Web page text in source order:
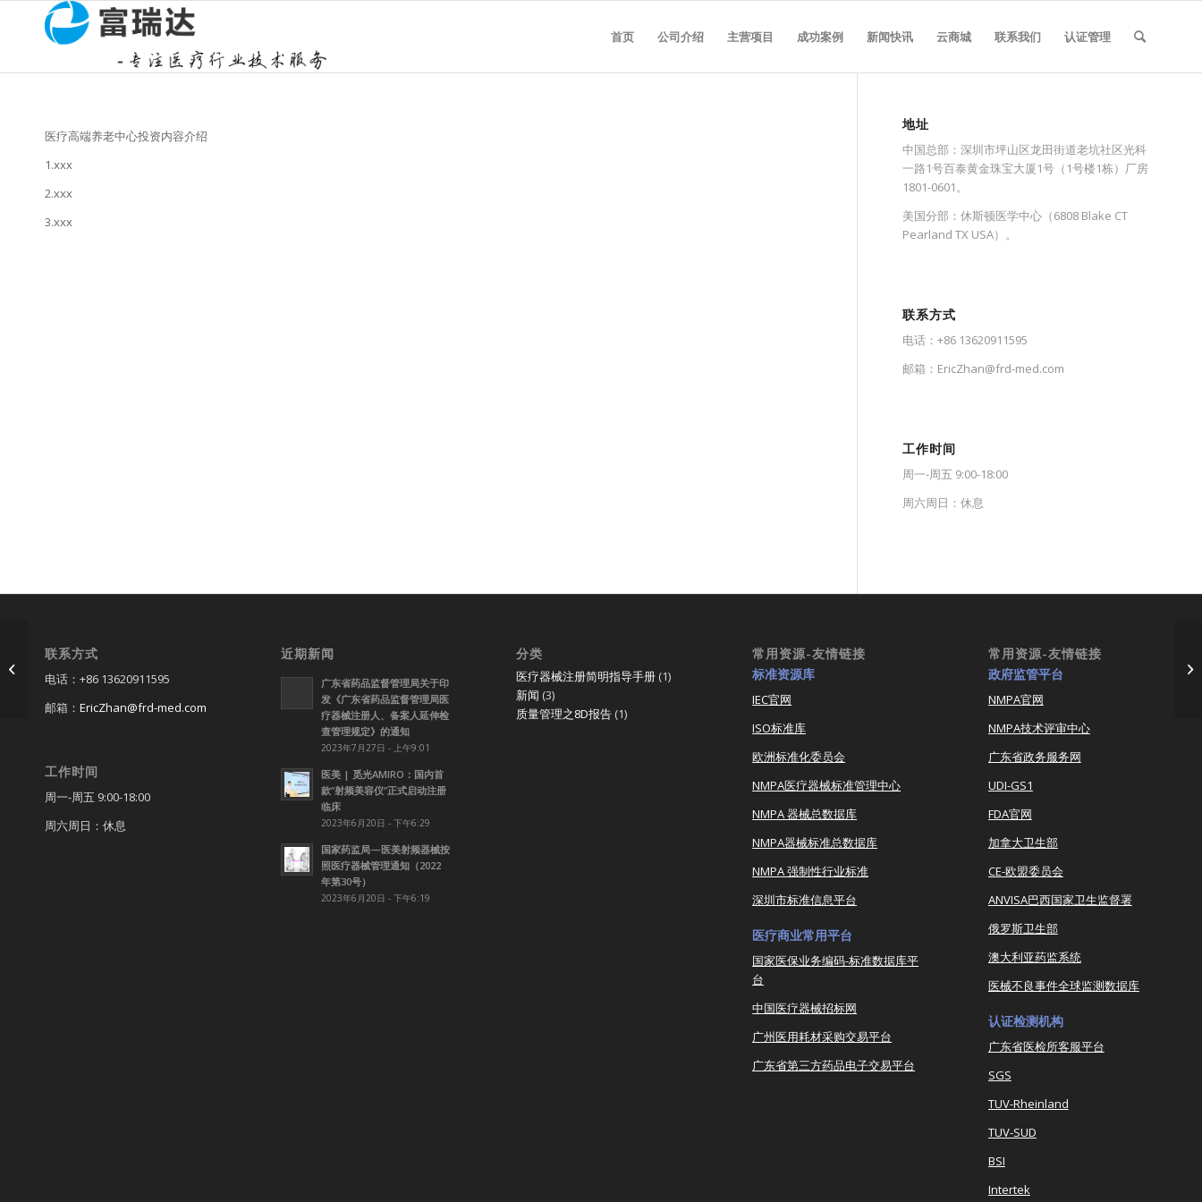
首页 公司介绍 主营项目 成功案例 新闻快讯 云商城 联系我们 认证管理
医疗高端养老中心投资内容介绍
1.xxx
2.xxx
3.xxx
地址
中国总部：深圳市坪山区龙田街道老坑社区光科
一路1号百泰黄金珠宝大厦1号（1号楼1栋）厂房
1801-0601。
美国分部：休斯顿医学中心（6808 Blake CT
Pearland TX USA）。
联系方式
电话：+86 13620911595
邮箱： EricZhan@frd-med.com
工作时间
周一-周五 9:00-18:00
周六周日：休息
联系方式
电话：+86 13620911595
邮箱： EricZhan@frd-med.com
工作时间
周一-周五 9:00-18:00
周六周日：休息
近期新闻
广东省药品监督管理局关于印
发《广东省药品监督管理局医
疗器械注册人、备案人延伸检
查管理规定》的通知
2023年7月27日 - 上午9:01
医美 | 觅光AMIRO：国内首
款”射频美容仪”正式启动注册
临床
2023年6月20日 - 下午6:29
国家药监局—医美射频器械按
照医疗器械管理通知（2022
年第30号）
2023年6月20日 - 下午6:19
分类
医疗器械注册简明指导手册 (1)
新闻 (3)
质量管理之8D报告 (1)
常用资源-友情链接
标准资源库
IEC官网
ISO标准库
欧洲标准化委员会
NMPA医疗器械标准管理中心
NMPA 器械总数据库
NMPA器械标准总数据库
NMPA 强制性行业标准
深圳市标准信息平台
医疗商业常用平台
国家医保业务编码-标准数据库平
台
中国医疗器械招标网
广州医用耗材采购交易平台
广东省第三方药品电子交易平台
常用资源-友情链接
政府监管平台
NMPA官网
NMPA技术评审中心
广东省政务服务网
UDI-GS1
FDA官网
加拿大卫生部
CE-欧盟委员会
ANVISA巴西国家卫生监督署
俄罗斯卫生部
澳大利亚药监系统
医械不良事件全球监测数据库
认证检测机构
广东省医检所客服平台
SGS
TUV-Rheinland
TUV-SUD
BSI
Intertek